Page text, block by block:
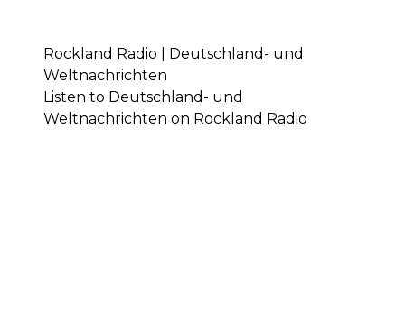
Rockland Radio | Deutschland- und
Weltnachrichten
Listen to Deutschland- und
Weltnachrichten on Rockland Radio